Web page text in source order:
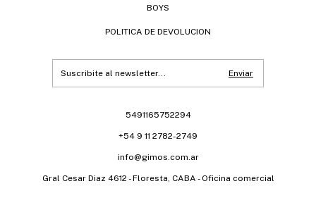
BOYS
POLITICA DE DEVOLUCION
5491165752294
+54 9 11 2782-2749
info@gimos.com.ar
Gral Cesar Diaz 4612 - Floresta, CABA - Oficina comercial